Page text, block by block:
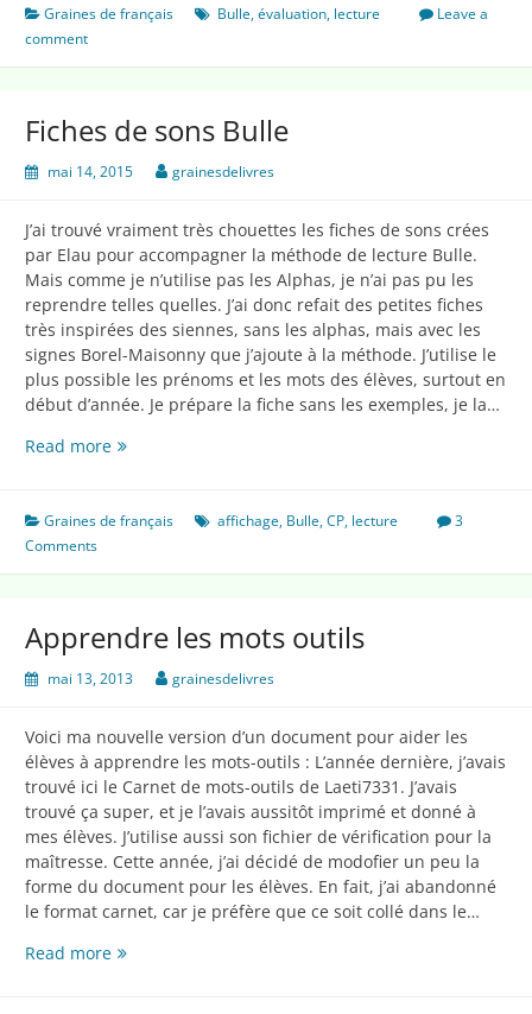
pour
fin
avec
Bulle
Graines de français Bulle,évaluation, lecture
Leave a
comment
Fiches de sons Bulle
mai 14, 2015 grainesdelivres
J’ai trouvé vraiment très chouettes les fiches de sons crées
par Elau pour accompagner la méthode de lecture Bulle.
Mais comme je n’utilise pas les Alphas, je n’ai pas pu les
reprendre telles quelles. J’ai donc refait des petites fiches
très inspirées des siennes, sans les alphas, mais avec les
signes Borel-Maisonny que j’ajoute à la méthode. J’utilise le
plus possible les prénoms et les mots des élèves, surtout en
début d’année. Je prépare la fiche sans les exemples, je la…
Read moreFiches
Bulle
Graines de français affichage, Bulle,CP, lecture
3
Comments
Apprendre les mots outils
mai 13, 2013 grainesdelivres
Voici ma nouvelle version d’un document pour aider les
élèves à apprendre les mots-outils : L’année dernière, j’avais
trouvé ici le Carnet de mots-outils de Laeti7331. J’avais
trouvé ça super, et je l’avais aussitôt imprimé et donné à
mes élèves. J’utilise aussi son fichier de vérification pour la
maîtresse. Cette année, j’ai décidé de modofier un peu la
forme du document pour les élèves. En fait, j’ai abandonné
le format carnet, car je préfère que ce soit collé dans le…
Read moreApprendre